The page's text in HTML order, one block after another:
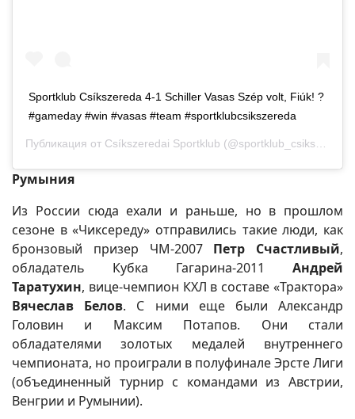
Sportklub Csíkszereda 4-1 Schiller Vasas Szép volt, Fiúk! ?
#gameday #win #vasas #team #sportklubcsikszereda
Публикация от Csíkszeredai Sportklub (@sportklub_csikszereda)
Румыния
Из России сюда ехали и раньше, но в прошлом
сезоне в «Чиксереду» отправились такие люди, как
бронзовый призер ЧМ-2007 Петр Счастливый,
обладатель Кубка Гагарина-2011 Андрей
Таратухин, вице-чемпион КХЛ в составе «Трактора»
Вячеслав Белов. С ними еще были Александр
Головин и Максим Потапов. Они стали
обладателями золотых медалей внутреннего
чемпионата, но проиграли в полуфинале Эрсте Лиги
(объединенный турнир с командами из Австрии,
Венгрии и Румынии).